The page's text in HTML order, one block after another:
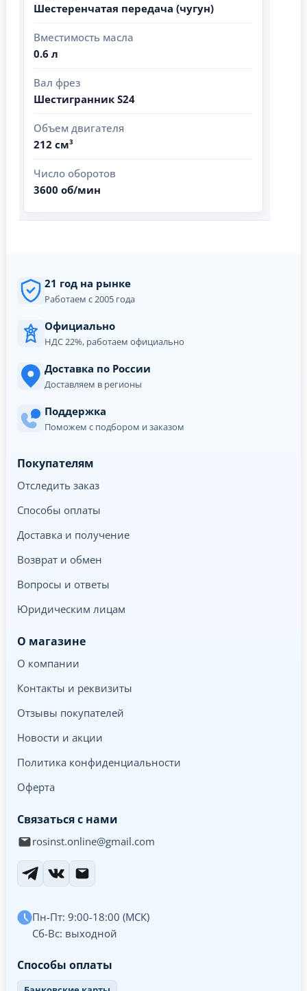
Шестеренчатая передача (чугун)
Вместимость масла
0.6 л
Вал фрез
Шестигранник S24
Объем двигателя
212 см³
Число оборотов
3600 об/мин
21 год на рынке
Работаем с 2005 года
Официально
НДС 22%, работаем официально
Доставка по России
Доставляем в регионы
Поддержка
Поможем с подбором и заказом
Покупателям
Отследить заказ
Способы оплаты
Доставка и получение
Возврат и обмен
Вопросы и ответы
Юридическим лицам
О магазине
О компании
Контакты и реквизиты
Отзывы покупателей
Новости и акции
Политика конфиденциальности
Оферта
Связаться с нами
rosinst.online@gmail.com
Пн-Пт: 9:00-18:00 (МСК)
Сб-Вс: выходной
Способы оплаты